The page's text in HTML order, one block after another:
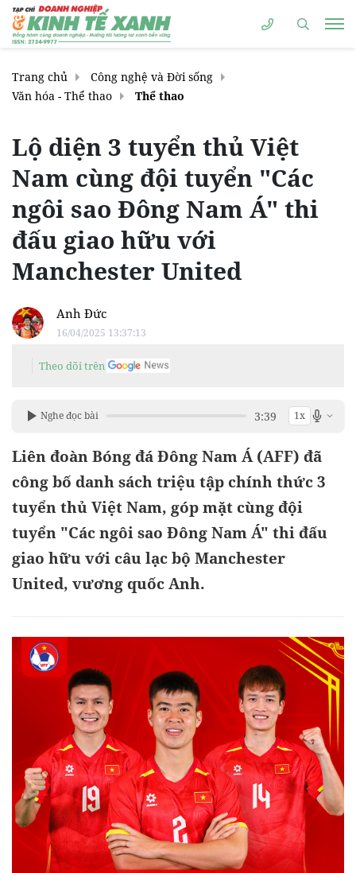
Trang chủ
Công nghệ và Đời sống
Văn hóa - Thể thao
Thể thao
Lộ diện 3 tuyển thủ Việt
Nam cùng đội tuyển "Các
ngôi sao Đông Nam Á" thi
đấu giao hữu với
Manchester United
Anh Đức
16/04/2025 13:37:13
Theo dõi trên
Nghe đọc bài 3:39 1x
Liên đoàn Bóng đá Đông Nam Á (AFF) đã
công bố danh sách triệu tập chính thức 3
tuyển thủ Việt Nam, góp mặt cùng đội
tuyển "Các ngôi sao Đông Nam Á" thi đấu
giao hữu với câu lạc bộ Manchester
United, vương quốc Anh.